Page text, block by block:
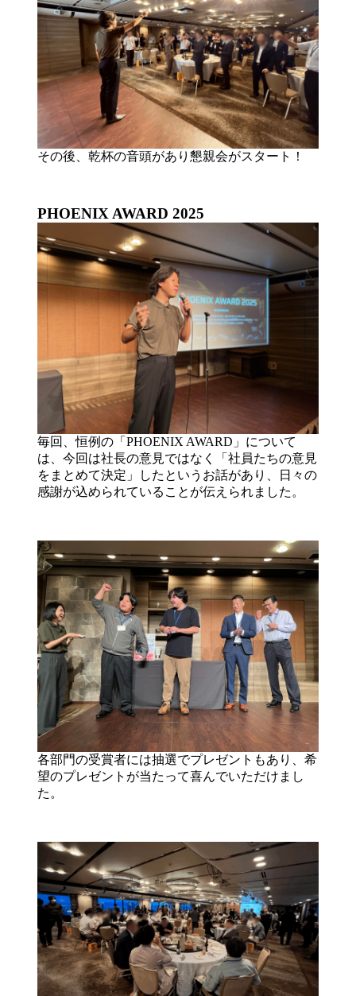
その後、乾杯の音頭があり懇親会がスタート！
PHOENIX AWARD 2025
毎回、恒例の「PHOENIX AWARD」について
は、今回は社長の意見ではなく「社員たちの意見
をまとめて決定」したというお話があり、日々の
感謝が込められていることが伝えられました。
各部門の受賞者には抽選でプレゼントもあり、希
望のプレゼントが当たって喜んでいただけまし
た。